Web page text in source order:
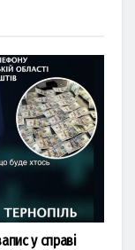
у справі